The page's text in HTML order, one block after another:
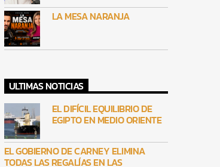
LA MESA NARANJA
ULTIMAS NOTICIAS
EL DIFÍCIL EQUILIBRIO DE
EGIPTO EN MEDIO ORIENTE
EL GOBIERNO DE CARNEY ELIMINA
TODAS LAS REGALÍAS EN LAS